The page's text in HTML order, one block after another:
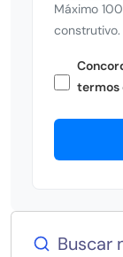
Máximo
construtivo.
termos
Buscar